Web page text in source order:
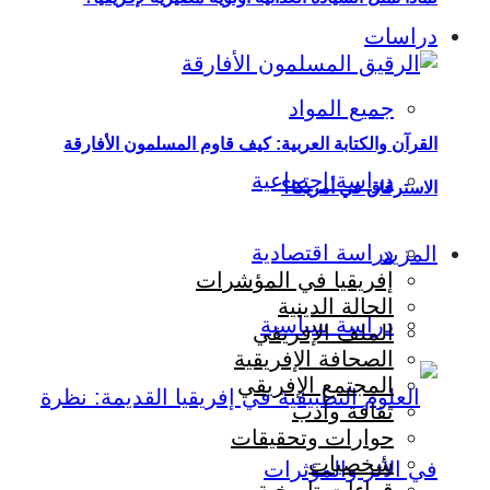
دراسات
جميع المواد
دراسة اجتماعية
دراسة اقتصادية
دراسة سياسية
القرآن والكتابة العربية: كيف قاوم المسلمون الأفارقة
الاسترقاق في أمريكا؟
المزيد
إفريقيا في المؤشرات
الحالة الدينية
الملف الإفريقي
الصحافة الإفريقية
المجتمع الإفريقي
ثقافة وأدب
حوارات وتحقيقات
شخصيات